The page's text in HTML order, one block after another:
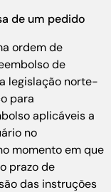
de um pedido
ordem de
de
legislação norte-
para
aplicáveis a
no
momento em que
prazo de
das instruções